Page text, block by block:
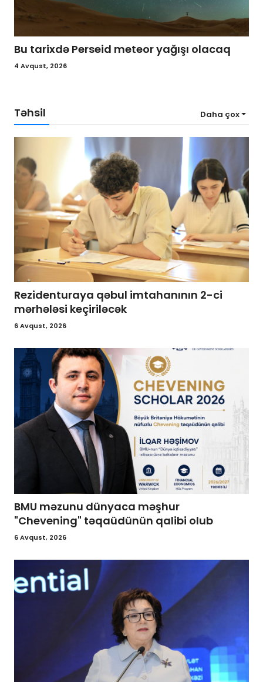
Bu tarixdə Perseid meteor yağışı olacaq
4 Avqust, 2026
Təhsil Daha çox
Rezidenturaya qəbul imtahanının 2-ci
mərhələsi keçiriləcək
6 Avqust, 2026
BMU məzunu dünyaca məşhur
"Chevening" təqaüdünün qalibi olub
6 Avqust, 2026